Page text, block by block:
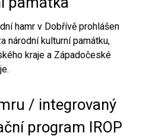
hamr v Dobřívě prohlášen
národní kulturní památku,
kraje a Západočeské
/ integrovaný
program IROP